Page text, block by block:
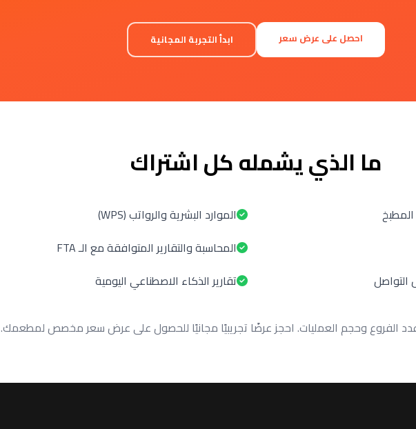
احصل على عرض سعر ابدأ التجربة المجانية
ما الذي يشمله كل اشتراك
الموارد البشرية والرواتب (WPS)
المحاسبة والتقارير المتوافقة مع الـ FTA
التواصل
تقارير الذكاء الاصطناعي اليومية
الفروع وحجم العمليات. احجز عرضًا تجريبيًا مجانيًا للحصول على عرض سعر مخصص لمطعمك.